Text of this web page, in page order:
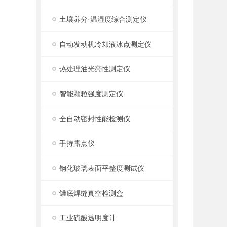
土壤养分·温湿度综合测定仪
自动发动机冷却液冰点测定仪
热处理油光亮性测定仪
智能颗粒强度测定仪
全自动密封性能检测仪
手持露点仪
钢化玻璃表面平整度测试仪
罐底焊缝真空检测盒
工业硫酸透明度计